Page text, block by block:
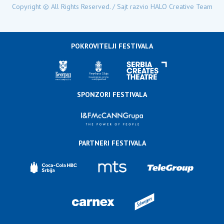
Copyright © All Rights Reserved. / Sajt razvio HALO Creative Team
POKROVITELJI FESTIVALA
SPONZORI FESTIVALA
PARTNERI FESTIVALA